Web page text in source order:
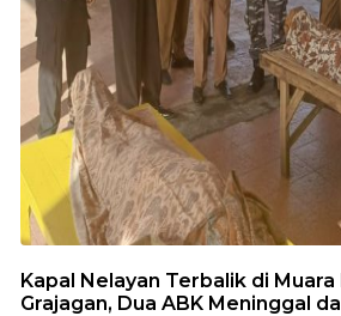
Kapal Nelayan Terbalik di Muara
Grajagan, Dua ABK Meninggal